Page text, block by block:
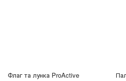
Флаг та лунка ProActive